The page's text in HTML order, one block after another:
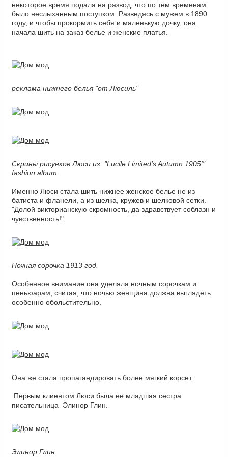
некоторое время подала на развод, что по тем временам
было неслыханным поступком. Разведясь с мужем в 1890
году, и чтобы прокормить себя и маленькую дочку, она
начала шить на заказ белье и женские платья.
реклама нижнего белья "от Люсиль"
Скрины рисунков Люси из "Lucile Limited's Autumn 1905′"
fashion album.
Именно Люси стала шить нижнее женское белье не из
батиста и фланели, а из шелка, кружев и шелковой сетки.
"Долой викторианскую скромность, да здравствует соблазн и
чувственность!".
Ночная сорочка 1913 год.
Особенное внимание она уделяла ночным сорочкам и
пеньюарам, считая, что ночью женщина должна выглядеть
особенно обольстительно.
Она же стала пропагандировать более мягкий корсет.
Первым клиентом Люси была ее младшая сестра
писательница Элинор Глин.
Элинор Глин